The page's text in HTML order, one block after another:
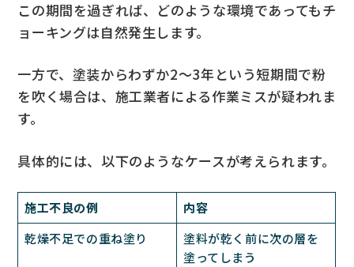
この期間を過ぎれば、どのような環境であってもチ
ョーキングは自然発生します。
一方で、塗装からわずか2〜3年という短期間で粉
を吹く場合は、施工業者による作業ミスが疑われま
す。
具体的には、以下のようなケースが考えられます。
施工不良の例
内容
乾燥不足での重ね塗り
塗料が乾く前に次の層を
塗ってしまう